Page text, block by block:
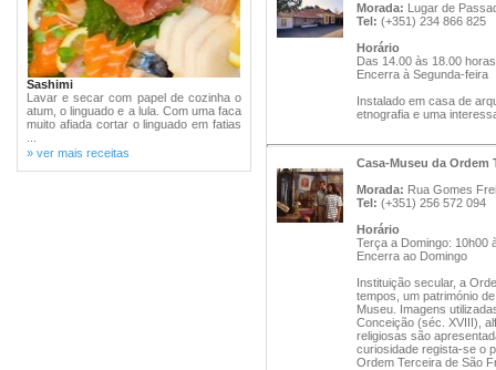
Sashimi
Lavar e secar com papel de cozinha o
atum, o linguado e a lula. Com uma faca
muito afiada cortar o linguado em fatias
» ver mais receitas
Morada: Lugar de
Tel: (+351) 234 866 825
Horário
Das 14.00 às 18.00 horas
Encerra à Segunda-feira
Instalado em casa de
etnografia e uma
Casa-Museu da Ordem
Morada: Rua Gomes
Tel: (+351) 256 572 094
Horário
Terça a Domingo: 10h00
Encerra ao Domingo
Instituição secular, a
tempos, um património
Museu. Imagens
Conceição (séc. XVIII),
religiosas são
curiosidade regista-se o
Ordem Terceira de São